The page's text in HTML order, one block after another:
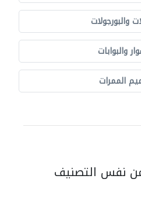
والبورجولات
والبوابات
الممرات
نفس التصنيف